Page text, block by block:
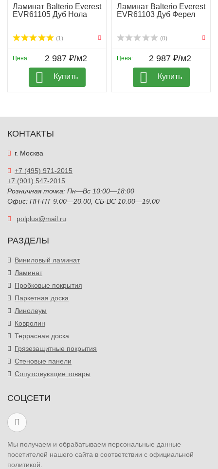
Ламинат Balterio Everest
EVR61105 Дуб Нола
(1)
Цена: 2 987 ₽/м2
Купить
Ламинат Balterio Everest
EVR61103 Дуб Ферел
(0)
Цена: 2 987 ₽/м2
Купить
КОНТАКТЫ
г. Москва
+7 (495) 971-2015
+7 (901) 547-2015
Розничная точка: Пн—Вс 10:00—18:00
Офис: ПН-ПТ 9.00—20.00, СБ-ВС 10.00—19.00
polplus@mail.ru
РАЗДЕЛЫ
Виниловый ламинат
Ламинат
Пробковые покрытия
Паркетная доска
Линолеум
Ковролин
Террасная доска
Грязезащитные покрытия
Стеновые панели
Сопутствующие товары
СОЦСЕТИ
Мы получаем и обрабатываем персональные данные
посетителей нашего сайта в соответствии с официальной
политикой.